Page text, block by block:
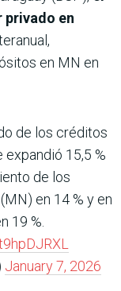
en
en MN en
de los créditos
15,5 %
de los
en 14 % y en
19 %.
January 7, 2026